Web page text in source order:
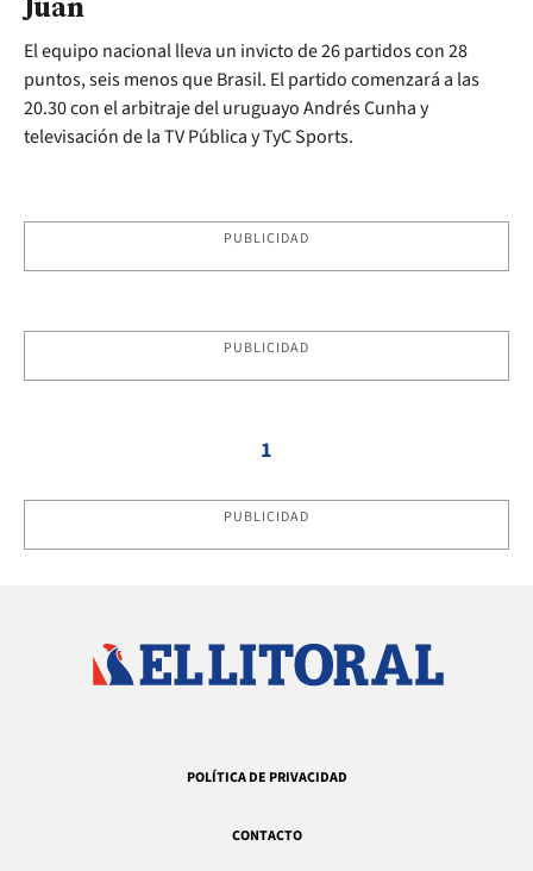
El equipo nacional lleva un invicto de 26 partidos con 28
puntos, seis menos que Brasil. El partido comenzará a las
20.30 con el arbitraje del uruguayo Andrés Cunha y
televisación de la TV Pública y TyC Sports.
PUBLICIDAD
PUBLICIDAD
1
PUBLICIDAD
POLÍTICA DE PRIVACIDAD
CONTACTO